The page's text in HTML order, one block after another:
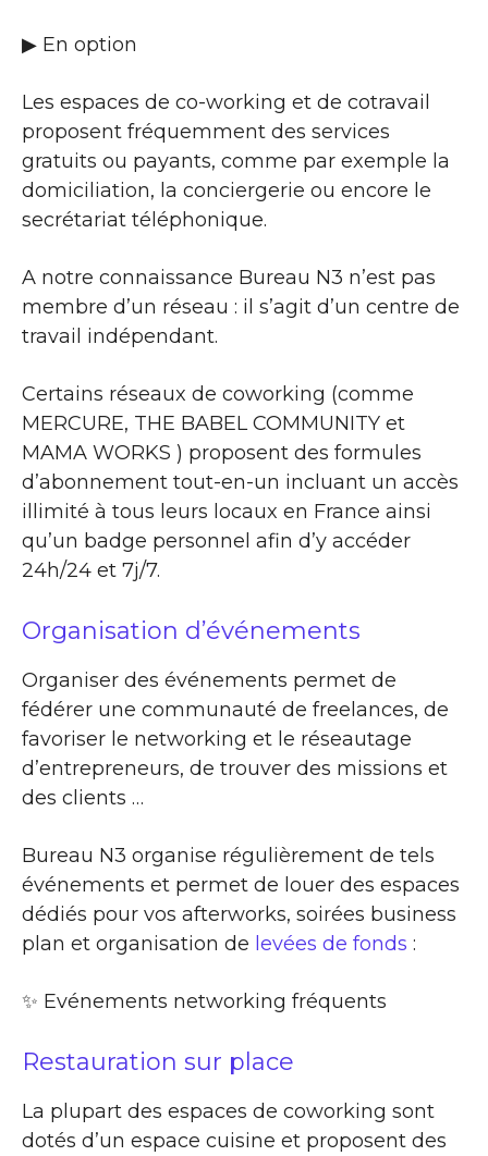
▶​ En option
Les espaces de co-working et de cotravail
proposent fréquemment des services
gratuits ou payants, comme par exemple la
domiciliation, la conciergerie ou encore le
secrétariat téléphonique.
A notre connaissance Bureau N3 n’est pas
membre d’un réseau : il s’agit d’un centre de
travail indépendant.
Certains réseaux de coworking (comme
MERCURE, THE BABEL COMMUNITY et
MAMA WORKS ) proposent des formules
d’abonnement tout-en-un incluant un accès
illimité à tous leurs locaux en France ainsi
qu’un badge personnel afin d’y accéder
24h/24 et 7j/7.
Organisation d’événements
Organiser des événements permet de
fédérer une communauté de freelances, de
favoriser le networking et le réseautage
d’entrepreneurs, de trouver des missions et
des clients …
Bureau N3 organise régulièrement de tels
événements et permet de louer des espaces
dédiés pour vos afterworks, soirées business
plan et organisation de levées de fonds :
✨​ Evénements networking fréquents
Restauration sur place
La plupart des espaces de coworking sont
dotés d’un espace cuisine et proposent des